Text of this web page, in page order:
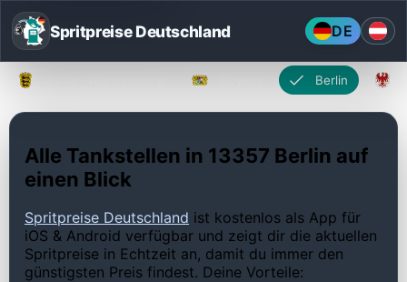
Spritpreise Deutschland DE
Berlin
Alle Tankstellen in 13357 Berlin auf
einen Blick
Spritpreise Deutschland ist kostenlos als App für
iOS & Android verfügbar und zeigt dir die aktuellen
Spritpreise in Echtzeit an, damit du immer den
günstigsten Preis findest. Deine Vorteile: